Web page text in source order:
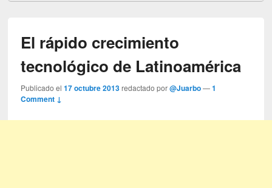
El rápido crecimiento
tecnológico de Latinoamérica
Publicado el17 octubre 2013 redactado por@Juarbo —1
Comment ↓